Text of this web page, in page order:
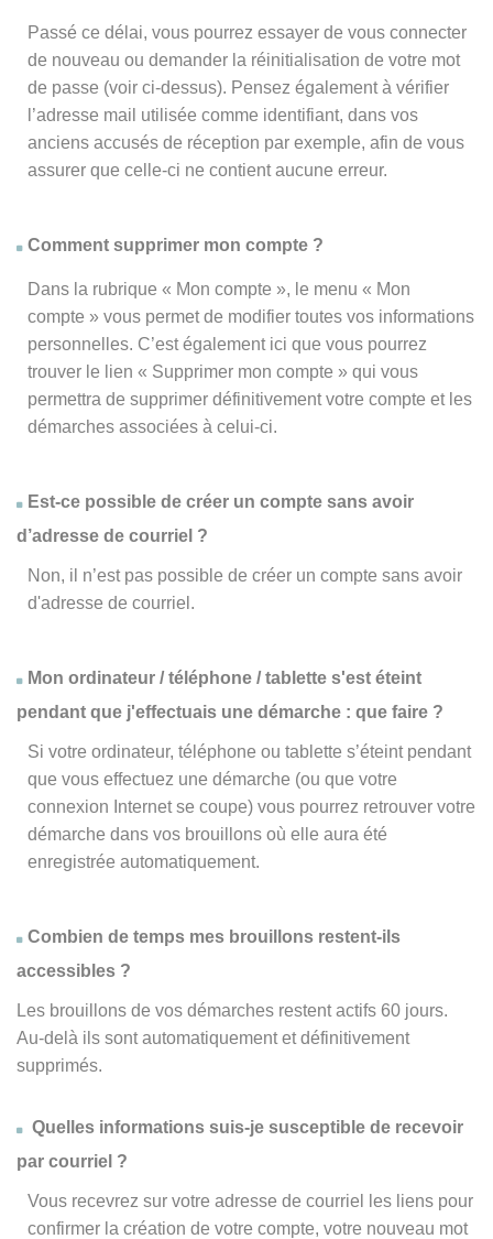
Passé ce délai, vous pourrez essayer de vous connecter
de nouveau ou demander la réinitialisation de votre mot
de passe (voir ci-dessus). Pensez également à vérifier
l’adresse mail utilisée comme identifiant, dans vos
anciens accusés de réception par exemple, afin de vous
assurer que celle-ci ne contient aucune erreur.
Comment supprimer mon compte ?
Dans la rubrique « Mon compte », le menu « Mon
compte » vous permet de modifier toutes vos informations
personnelles. C’est également ici que vous pourrez
trouver le lien « Supprimer mon compte » qui vous
permettra de supprimer définitivement votre compte et les
démarches associées à celui-ci.
Est-ce possible de créer un compte sans avoir
d’adresse de courriel ?
Non, il n’est pas possible de créer un compte sans avoir
d'adresse de courriel.
Mon ordinateur / téléphone / tablette s'est éteint
pendant que j'effectuais une démarche : que faire ?
Si votre ordinateur, téléphone ou tablette s’éteint pendant
que vous effectuez une démarche (ou que votre
connexion Internet se coupe) vous pourrez retrouver votre
démarche dans vos brouillons où elle aura été
enregistrée automatiquement.
Combien de temps mes brouillons restent-ils
accessibles ?
Les brouillons de vos démarches restent actifs 60 jours.
Au-delà ils sont automatiquement et définitivement
supprimés.
Quelles informations suis-je susceptible de recevoir
par courriel ?
Vous recevrez sur votre adresse de courriel les liens pour
confirmer la création de votre compte, votre nouveau mot